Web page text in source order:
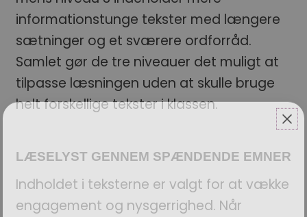
informationstunge tekster med længere
sætninger og et sværere ordforråd.
Samlet gør de tre niveauer det muligt at
tilpasse læsningen uden at skulle bruge
helt forskellige tekster i klassen.
LÆSELYST GENNEM SPÆNDENDE EMNER
Indholdet i teksterne er valgt for at vække
engagement og nysgerrighed. Når